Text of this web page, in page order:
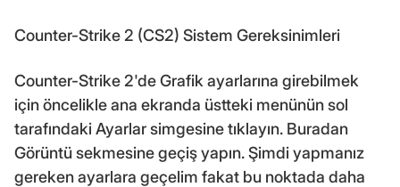
Counter-Strike 2 (CS2) Sistem Gereksinimleri
Counter-Strike 2'de Grafik ayarlarına girebilmek
için öncelikle ana ekranda üstteki menünün sol
tarafındaki Ayarlar simgesine tıklayın. Buradan
Görüntü sekmesine geçiş yapın. Şimdi yapmanız
gereken ayarlara geçelim fakat bu noktada daha